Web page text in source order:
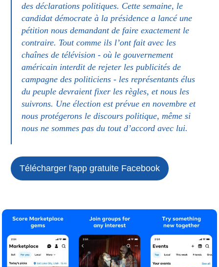
des déclarations politiques. Cette semaine, le
candidat démocrate à la présidence a lancé une
pétition nous demandant de faire exactement le
contraire. Tout comme ils l’ont fait avec les
chaînes de télévision - où le gouvernement
américain interdit de rejeter les publicités de
campagne des politiciens - les représentants élus
du peuple devraient fixer les règles, et nous les
suivrons. Une élection est prévue en novembre et
nous protégerons le discours politique, même si
nous ne sommes pas du tout d’accord avec lui.
Télécharger l'app gratuite Facebook